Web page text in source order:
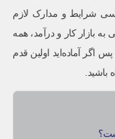
شرایط و مدارک لازم
بازار کار و درآمد، همه
اگر آماده‌اید اولین قدم
باشید.